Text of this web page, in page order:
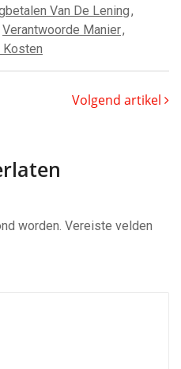
Van De Lening,
Verantwoorde Manier,
Kosten
Volgend artikel
worden. Vereiste velden